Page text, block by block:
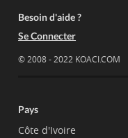
Besoin d'aide ?
Se Connecter
© 2008 - 2022 KOACI.COM
Pays
Côte d'Ivoire